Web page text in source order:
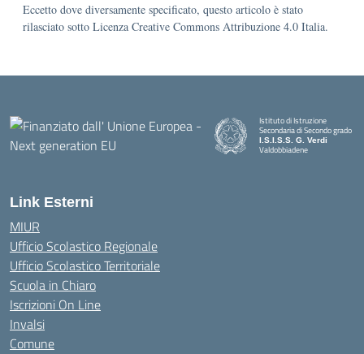
Eccetto dove diversamente specificato, questo articolo è stato
rilasciato sotto Licenza Creative Commons Attribuzione 4.0 Italia.
Istituto di Istruzione
Secondaria di Secondo grado
I.S.I.S.S. G. Verdi
Valdobbiadene
Link Esterni
MIUR
Ufficio Scolastico Regionale
Ufficio Scolastico Territoriale
Scuola in Chiaro
Iscrizioni On Line
Invalsi
Comune